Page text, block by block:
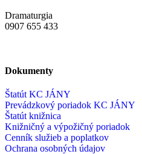
Dramaturgia
0907 655 433
Dokumenty
Štatút KC JÁNY
Prevádzkový poriadok KC JÁNY
Štatút knižnica
Knižničný a výpožičný poriadok
Cenník služieb a poplatkov
Ochrana osobných údajov